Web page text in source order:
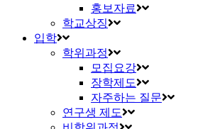
홍보자료
학교상징
입학
학위과정
모집요강
장학제도
자주하는 질문
연구생 제도